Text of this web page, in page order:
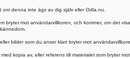
om denna inte ägs av dig själv eller Odla.nu.
bryter mot användarvillkoren, och kommer, om det
bilder som du anser klart bryter mot
kopia av, eller referens till materialet som bryter